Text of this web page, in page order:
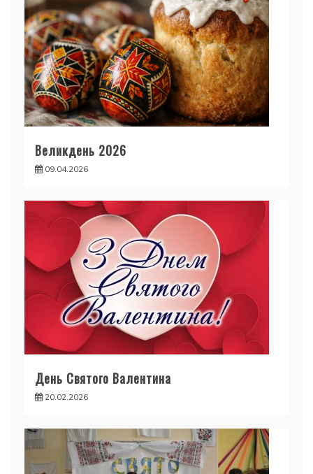
Великдень 2026
09.04.2026
День Святого Валентина
20.02.2026